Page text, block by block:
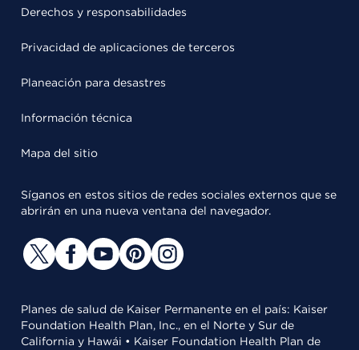
Derechos y responsabilidades
Privacidad de aplicaciones de terceros
Planeación para desastres
Información técnica
Mapa del sitio
Síganos en estos sitios de redes sociales externos que se
abrirán en una nueva ventana del navegador.
Planes de salud de Kaiser Permanente en el país: Kaiser
Foundation Health Plan, Inc., en el Norte y Sur de
California y Hawái • Kaiser Foundation Health Plan de